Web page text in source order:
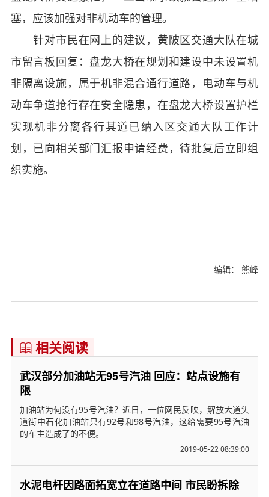
塞，应该加强对非机动车的管理。
针对市民在网上的建议，黄陂区交通大队在城
市留言板回复：盘龙大桥在规划和建设中未设置机
非隔离设施，属于机非混合通行道路，电动车与机
动车争道抢行存在安全隐患，在盘龙大桥设置护栏
实现机非分离各行其道已纳入区交通大队工作计
划，已向相关部门汇报申请经费，待批复后立即组
织实施。
编辑： 熊峰
 相关阅读
武汉部分加油站无95号汽油 回应：站点设施有
限
加油站为何没有95号汽油？近日，一位网民反映，解放大道头
道街中石化加油站只有92号和98号汽油，这给需要95号汽油
的车主造成了的不便。
2019-05-22 08:39:00
水泥电杆因路面拓宽立在道路中间 市民盼拆除